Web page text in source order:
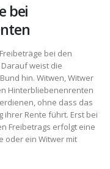
bei
bei den
weist die
hin. Witwen, Witwer
Hinterbliebenenrenten
ohne dass das
ihrer Rente führt. Erst bei
Freibetrags erfolgt eine
oder ein Witwer mit